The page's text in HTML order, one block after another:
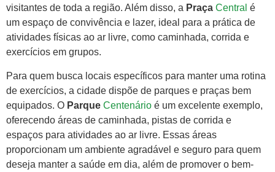
visitantes de toda a região. Além disso, a Praça Central é
um espaço de convivência e lazer, ideal para a prática de
atividades físicas ao ar livre, como caminhada, corrida e
exercícios em grupos.
Para quem busca locais específicos para manter uma rotina
de exercícios, a cidade dispõe de parques e praças bem
equipados. O Parque Centenário é um excelente exemplo,
oferecendo áreas de caminhada, pistas de corrida e
espaços para atividades ao ar livre. Essas áreas
proporcionam um ambiente agradável e seguro para quem
deseja manter a saúde em dia, além de promover o bem-